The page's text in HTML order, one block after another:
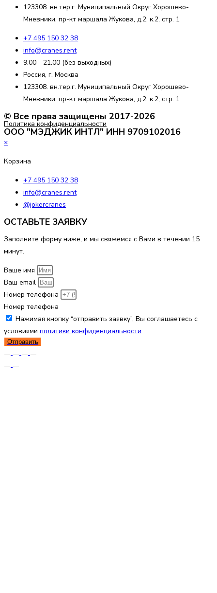
123308. вн.тер.г. Муниципальный Округ Хорошево-
Мневники. пр-кт маршала Жукова, д.2, к.2, стр. 1
+7 495 150 32 38
info@cranes.rent
9.00 - 21.00 (без выходных)
Россия, г. Москва
123308. вн.тер.г. Муниципальный Округ Хорошево-
Мневники. пр-кт маршала Жукова, д.2, к.2, стр. 1
© Все права защищены 2017-2026
Политика конфиденциальности
ООО "МЭДЖИК ИНТЛ" ИНН 9709102016
×
Корзина
+7 495 150 32 38
info@cranes.rent
@jokercranes
ОСТАВЬТЕ ЗАЯВКУ
Заполните форму ниже, и мы свяжемся с Вами в течении 15
минут.
Ваше имя
Ваш email
Номер телефона
Номер телефона
Нажимая кнопку “отправить заявку”, Вы соглашаетесь с
условиями политики конфиденциальности
Отправить